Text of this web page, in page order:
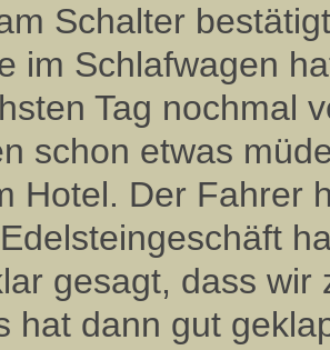
Schalter
im Schlafwagen
Tag nochmal
schon etwas
Hotel. Der Fahrer
gesagt, dass
hat dann gut